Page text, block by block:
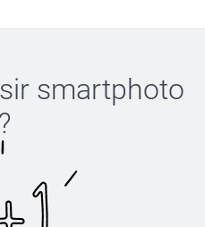
smartphoto
?